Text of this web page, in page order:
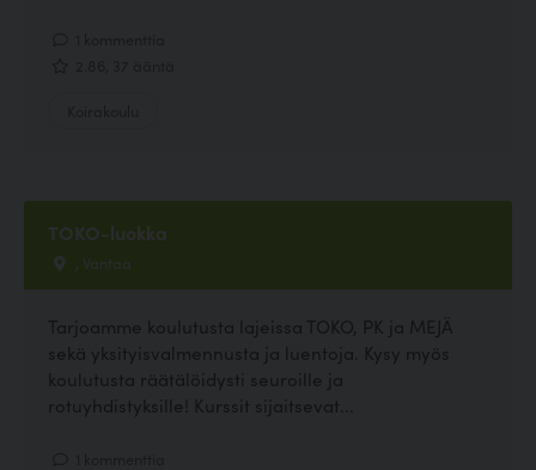
TOKO-luokka
, Vantaa
Tarjoamme koulutusta lajeissa TOKO, PK ja MEJÄ
sekä yksityisvalmennusta ja luentoja. Kysy myös
koulutusta räätälöidysti seuroille ja
rotuyhdistyksille! Kurssit sijaitsevat...